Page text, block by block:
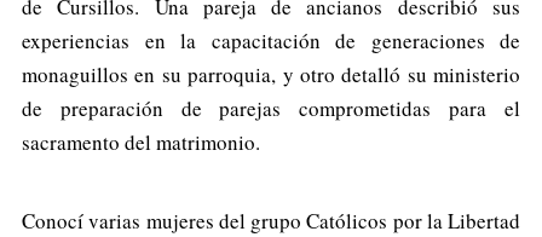
de Cursillos. Una pareja de ancianos describió sus
experiencias en la capacitación de generaciones de
monaguillos en su parroquia, y otro detalló su ministerio
de preparación de parejas comprometidas para el
sacramento del matrimonio.
Conocí varias mujeres del grupo Católicos por la Libertad